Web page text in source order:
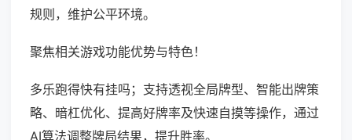
规则，维护公平环境。
聚焦相关游戏功能优势与特色！
多乐跑得快有挂吗；支持透视全局牌型、智能出牌策
略、暗杠优化、提高好牌率及快速自摸等操作，通过
AI算法调整牌局结果，提升胜率。